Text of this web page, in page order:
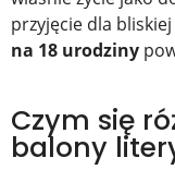
przyjęcie dla
na 18 urodziny
Czym się
balony